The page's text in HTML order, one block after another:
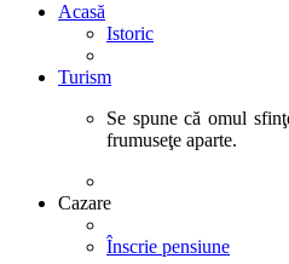
Acasă
Istoric
Turism
Se spune că omul
frumuseţe aparte.
Cazare
Înscrie pensiune